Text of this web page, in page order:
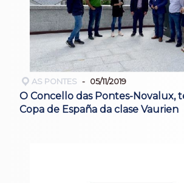
AS PONTES 05/11/2019
O Concello das Pontes-Novalux,
Copa de España da clase Vaurien